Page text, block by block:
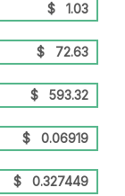
$ 1.03
$ 72.63
$ 593.32
$ 0.06919
$ 0.327449